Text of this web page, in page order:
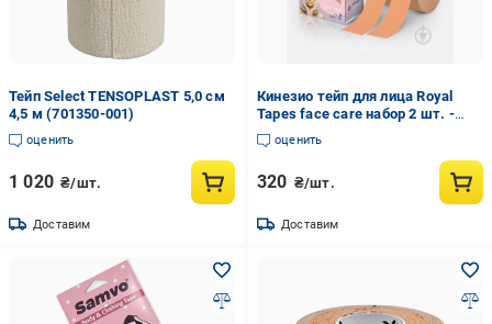
Тейп Select TENSOPLAST 5,0 см
4,5 м (701350-001)
оценить
1 020 ₴/шт.
Доставим
Кинезио тейп для лица Royal
Tapes face care набор 2 шт. -
Телесный
оценить
320 ₴/шт.
Доставим